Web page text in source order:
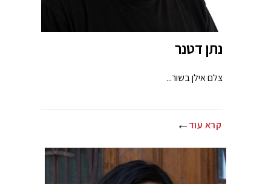
נתן דטנר
צלם אילן בשור...
קרא עוד